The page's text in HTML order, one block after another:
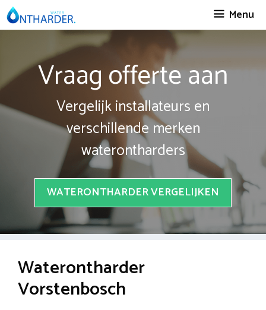
Spring
naar
Menu
Vraag offerte aan
Vergelijk installateurs en
verschillende merken
waterontharders
WATERONTHARDER VERGELIJKEN
Waterontharder
Vorstenbosch